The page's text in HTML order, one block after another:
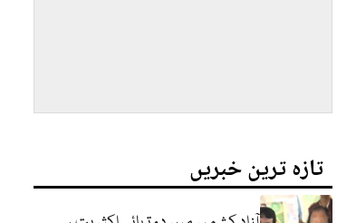
تازہ ترین خبریں